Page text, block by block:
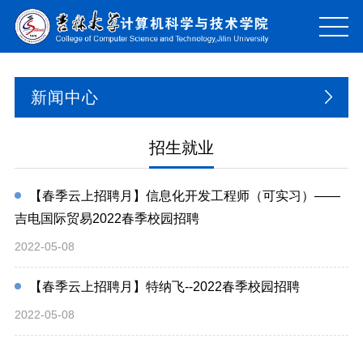
新闻中心
招生就业
【春季云上招聘月】信息化开发工程师（可实习）——
吉电国际贸易2022春季校园招聘
2022-05-08
【春季云上招聘月】特纳飞--2022春季校园招聘
2022-05-08